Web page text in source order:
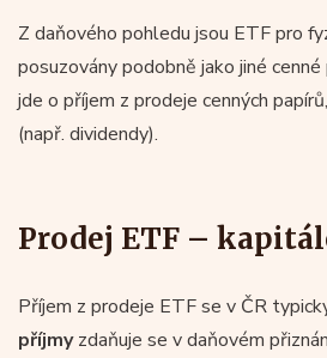
Z daňového pohledu jsou ETF pro
posuzovány podobně jako jiné
jde o příjem z prodeje cenných
(např. dividendy).
Prodej ETF –
Příjem z prodeje ETF se v ČR
příjmyzdaňuje se v daňovém